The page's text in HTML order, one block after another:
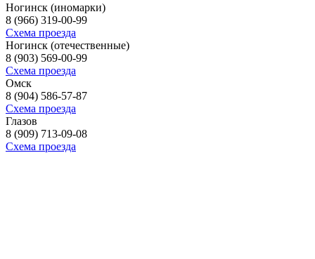
Ногинск (иномарки)
8 (966) 319-00-99
Схема проезда
Ногинск (отечественные)
8 (903) 569-00-99
Схема проезда
Омск
8 (904) 586-57-87
Схема проезда
Глазов
8 (909) 713-09-08
Схема проезда